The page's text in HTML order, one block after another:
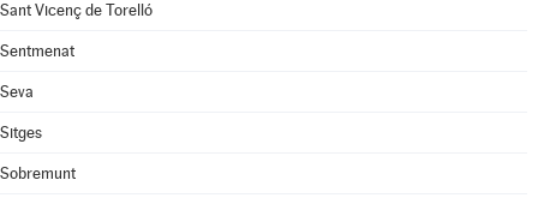
Sant Vicenç de Torelló
Sentmenat
Seva
Sitges
Sobremunt